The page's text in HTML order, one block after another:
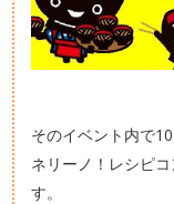
そのイベント内で
ネリーノ！レシピ
す。